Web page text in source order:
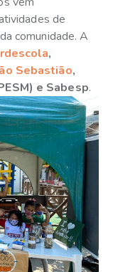
de
comunidade. A
,
Sebastião,
e Sabesp.